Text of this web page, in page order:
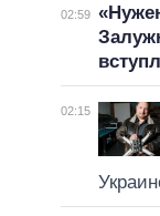
02:59
02:15